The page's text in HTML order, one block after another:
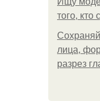
того, кто
лица,
разрез